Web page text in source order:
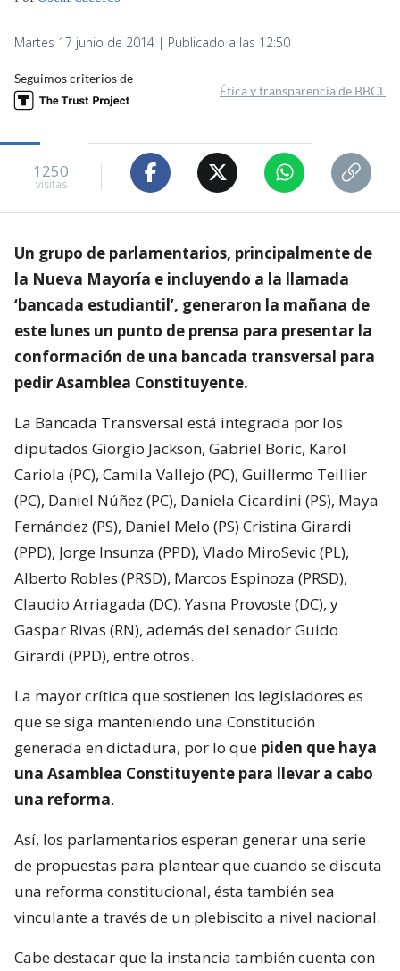
Martes 17 junio de 2014 | Publicado a las 12:50
Seguimos criterios de
Ética y transparencia de BBCL
1250
visitas
Un grupo de parlamentarios, principalmente de
la Nueva Mayoría e incluyendo a la llamada
‘bancada estudiantil’, generaron la mañana de
este lunes un punto de prensa para presentar la
conformación de una bancada transversal para
pedir Asamblea Constituyente.
La Bancada Transversal está integrada por los
diputados Giorgio Jackson, Gabriel Boric, Karol
Cariola (PC), Camila Vallejo (PC), Guillermo Teillier
(PC), Daniel Núñez (PC), Daniela Cicardini (PS), Maya
Fernández (PS), Daniel Melo (PS) Cristina Girardi
(PPD), Jorge Insunza (PPD), Vlado MiroSevic (PL),
Alberto Robles (PRSD), Marcos Espinoza (PRSD),
Claudio Arriagada (DC), Yasna Provoste (DC), y
Gaspar Rivas (RN), además del senador Guido
Girardi (PPD), entre otros.
La mayor crítica que sostienen los legisladores es
que se siga manteniendo una Constitución
generada en dictadura, por lo que piden que haya
una Asamblea Constituyente para llevar a cabo
una reforma.
Así, los parlamentarios esperan generar una serie
de propuestas para plantear que cuando se discuta
una reforma constitucional, ésta también sea
vinculante a través de un plebiscito a nivel nacional.
Cabe destacar que la instancia también cuenta con